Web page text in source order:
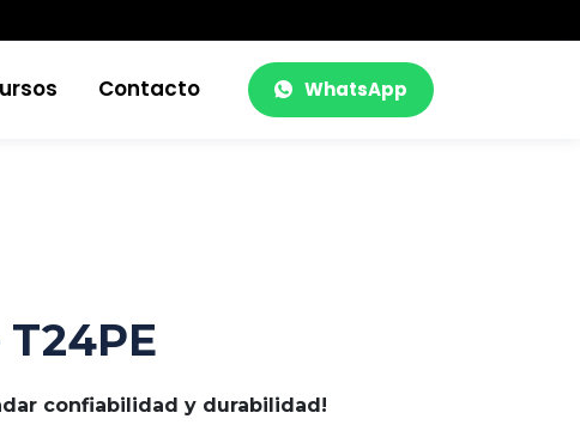
Contacto WhatsApp
T24PE
confiabilidad y durabilidad!